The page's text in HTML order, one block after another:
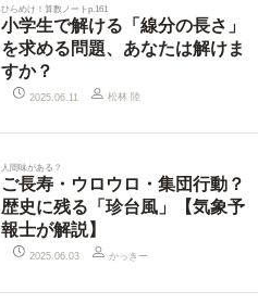
ひらめけ！算数ノートp.161
小学生で解ける「線分の長さ」
を求める問題、あなたは解けま
すか？
2025.06.11 松林 陸
人間味がある？
ご長寿・ウロウロ・集団行動？
歴史に残る「珍台風」【気象予
報士が解説】
2025.06.03 かっきー